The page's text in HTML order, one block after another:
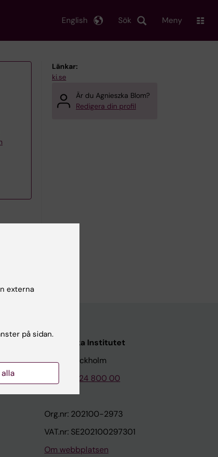
Sök
English Meny
Länkar:
ki.se
Är du Agnieszka Blom?
Redigera din profil
Karolinska Institutet
171 77 Stockholm
Tel: 08-524 800 00
Org.nr: 202100-2973
VAT.nr: SE202100297301
Om webbplatsen
externa
på sidan.